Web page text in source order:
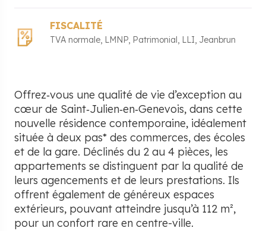
FISCALITÉ
TVA normale LMNP Patrimonial LLI Jeanbrun
Offrez‑vous une qualité de vie d’exception au
cœur de Saint‑Julien‑en‑Genevois, dans cette
nouvelle résidence contemporaine, idéalement
située à deux pas* des commerces, des écoles
et de la gare. Déclinés du 2 au 4 pièces, les
appartements se distinguent par la qualité de
leurs agencements et de leurs prestations. Ils
offrent également de généreux espaces
extérieurs, pouvant atteindre jusqu’à 112 m²,
pour un confort rare en centre-ville.